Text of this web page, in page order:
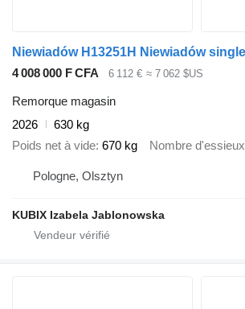
4 008 000 F CFA 6 112 € ≈ 7 062 $US
Remorque magasin
2026
630 kg
Poids net à vide 670 kg Nombre d'essieux
Pologne, Olsztyn
KUBIX Izabela Jablonowska